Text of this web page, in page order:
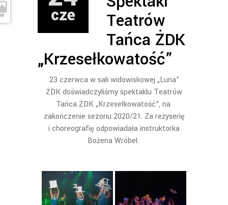
cze
Teatrów
Tańca ŻDK
„Krzesełkowatość”
23 czerwca w sali widowiskowej „Luna”
ŻDK doświadczyliśmy spektaklu Teatrów
Tańca ŻDK „Krzesełkowatość”, na
zakończenie sezonu 2020/21. Za reżyserię
i choreografię odpowiadała instruktorka
Bożena Wróbel.